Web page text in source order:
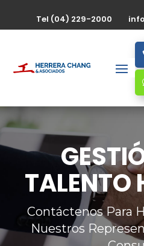
Tel (04) 229-2000
TALENTO
Contáctenos Para
Nuestros